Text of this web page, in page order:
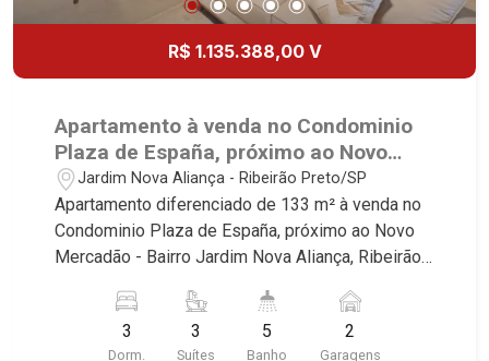
R$ 1.135.388,00 V
Apartamento à venda no Condominio
Plaza de España, próximo ao Novo
Mercadão - Ribeirão Preto/SP.
Jardim Nova Aliança - Ribeirão Preto/SP
Apartamento diferenciado de 133 m² à venda no
Condominio Plaza de España, próximo ao Novo
Mercadão - Bairro Jardim Nova Aliança, Ribeirão
imóvel que a Martinelli Imobiliária selecionou
para você: - 143m² de area util - 03 suites - Sala
3
Dorm.
3
Suítes
5
Banho
2
Garagens